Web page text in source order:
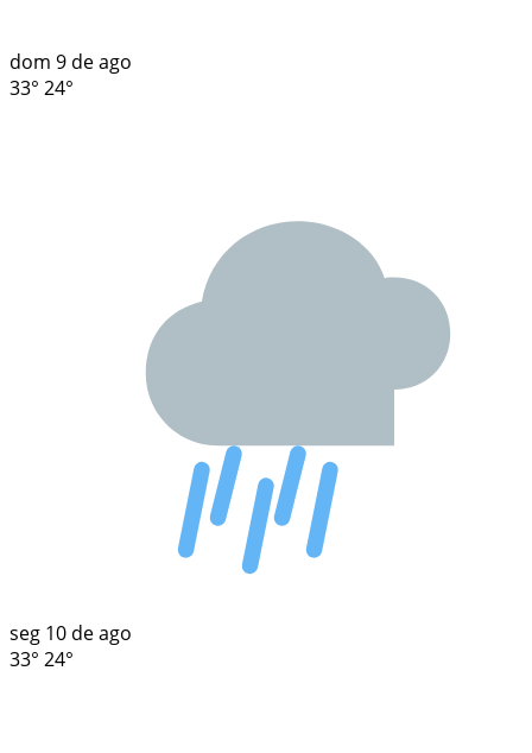
dom 9 de ago
33° 24°
seg 10 de ago
33° 24°